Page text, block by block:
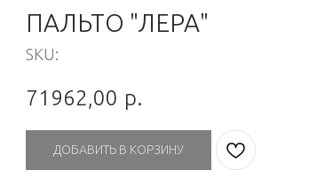
ПАЛЬТО "ЛЕРА"
SKU:
71962,00 р.
ДОБАВИТЬ В КОРЗИНУ